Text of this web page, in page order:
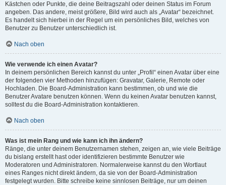
Kästchen oder Punkte, die deine Beitragszahl oder deinen Status im Forum
angeben. Das andere, meist größere, Bild wird auch als „Avatar“ bezeichnet.
Es handelt sich hierbei in der Regel um ein persönliches Bild, welches von
Benutzer zu Benutzer unterschiedlich ist.
Nach oben
Wie verwende ich einen Avatar?
In deinem persönlichen Bereich kannst du unter „Profil“ einen Avatar über eine
der folgenden vier Methoden hinzufügen: Gravatar, Galerie, Remote oder
Hochladen. Die Board-Administration kann bestimmen, ob und wie die
Benutzer Avatare benutzen können. Wenn du keinen Avatar benutzen kannst,
solltest du die Board-Administration kontaktieren.
Nach oben
Was ist mein Rang und wie kann ich ihn ändern?
Ränge, die unter deinem Benutzernamen stehen, zeigen an, wie viele Beiträge
du bislang erstellt hast oder identifizieren bestimmte Benutzer wie
Moderatoren und Administratoren. Normalerweise kannst du den Wortlaut
eines Ranges nicht direkt ändern, da sie von der Board-Administration
festgelegt wurden. Bitte schreibe keine sinnlosen Beiträge, nur um deinen